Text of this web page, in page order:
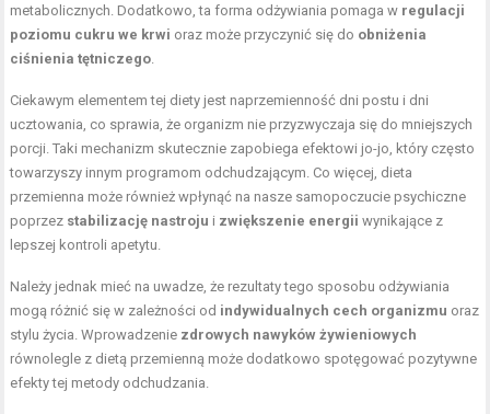
metabolicznych. Dodatkowo, ta forma odżywiania pomaga w regulacji
poziomu cukru we krwi oraz może przyczynić się do obniżenia
ciśnienia tętniczego
Ciekawym elementem tej diety jest naprzemienność dni postu i dni
ucztowania, co sprawia, że organizm nie przyzwyczaja się do mniejszych
porcji. Taki mechanizm skutecznie zapobiega efektowi jo-jo, który często
towarzyszy innym programom odchudzającym. Co więcej, dieta
przemienna może również wpłynąć na nasze samopoczucie psychiczne
poprzez stabilizację nastroju i zwiększenie energii wynikające z
lepszej kontroli apetytu.
Należy jednak mieć na uwadze, że rezultaty tego sposobu odżywiania
mogą różnić się w zależności od indywidualnych cech organizmu oraz
stylu życia. Wprowadzenie zdrowych nawyków żywieniowych
równolegle z dietą przemienną może dodatkowo spotęgować pozytywne
efekty tej metody odchudzania.